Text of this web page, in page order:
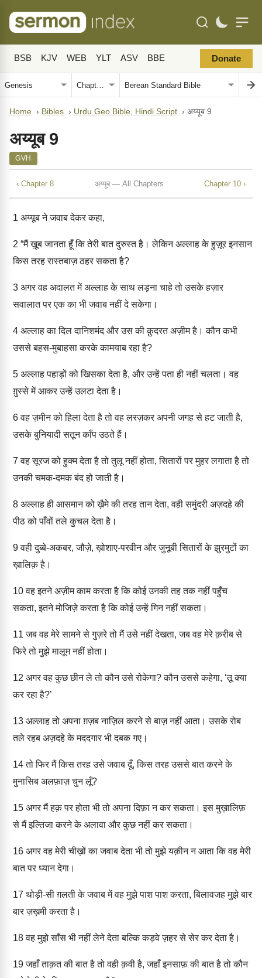
BSB KJV WEB YLT ASV BBE Donate
Home › Bibles › Urdu Geo Bible, Hindi Script › अय्यूब 9
अय्यूब 9
GVH
‹ Chapter 8 अय्यूब — All Chapters Chapter 10 ›
1 अय्यूब ने जवाब देकर कहा,
2 “मैं ख़ूब जानता हूँ कि तेरी बात दुरुस्त है। लेकिन अल्लाह के हुज़ूर इनसान
किस तरह रास्तबाज़ ठहर सकता है?
3 अगर वह अदालत में अल्लाह के साथ लड़ना चाहे तो उसके हज़ार
सवालात पर एक का भी जवाब नहीं दे सकेगा।
4 अल्लाह का दिल दानिशमंद और उस की क़ुदरत अज़ीम है। कौन कभी
उससे बहस-मुबाहसा करके कामयाब रहा है?
5 अल्लाह पहाड़ों को खिसका देता है, और उन्हें पता ही नहीं चलता। वह
ग़ुस्से में आकर उन्हें उलटा देता है।
6वह ज़मीन को हिला देता है तो वह लरज़कर अपनी जगह से हट जाती है,
उसके बुनियादी सतून काँप उठते हैं।
7 वह सूरज को हुक्म देता है तो तुलू नहीं होता, सितारों पर मुहर लगाता है तो
उनकी चमक-दमक बंद हो जाती है।
8 अल्लाह ही आसमान को ख़ैमे की तरह तान देता, वही समुंदरी अज़दहे की
पीठ को पाँवों तले कुचल देता है।
9वही दुब्बे-अकबर, जौज़े, ख़ोशाए-परवीन और जुनूबी सितारों के झुरमुटों का
ख़ालिक़ है।
10वह इतने अज़ीम काम करता है कि कोई उनकी तह तक नहीं पहुँच
सकता, इतने मोजिज़े करता है कि कोई उन्हें गिन नहीं सकता।
11 जब वह मेरे सामने से गुज़रे तो मैं उसे नहीं देखता, जब वह मेरे क़रीब से
फिरे तो मुझे मालूम नहीं होता।
12 अगर वह कुछ छीन ले तो कौन उसे रोकेगा? कौन उससे कहेगा, ‘तू क्या
कर रहा है?’
13 अल्लाह तो अपना ग़ज़ब नाज़िल करने से बाज़ नहीं आता। उसके रोब
तले रहब अज़दहे के मददगार भी दबक गए।
14तो फिर मैं किस तरह उसे जवाब दूँ, किस तरह उससे बात करने के
मुनासिब अलफ़ाज़ चुन लूँ?
15 अगर मैं हक़ पर होता भी तो अपना दिफ़ा न कर सकता। इस मुख़ालिफ़
से मैं इल्तिजा करने के अलावा और कुछ नहीं कर सकता।
16 अगर वह मेरी चीख़ों का जवाब देता भी तो मुझे यक़ीन न आता कि वह मेरी
बात पर ध्यान देगा।
17 थोड़ी-सी ग़लती के जवाब में वह मुझे पाश पाश करता, बिलावजह मुझे बार
बार ज़ख़मी करता है।
18वह मुझे साँस भी नहीं लेने देता बल्कि कड़वे ज़हर से सेर कर देता है।
19जहाँ ताक़त की बात है तो वही क़वी है, जहाँ इनसाफ़ की बात है तो कौन